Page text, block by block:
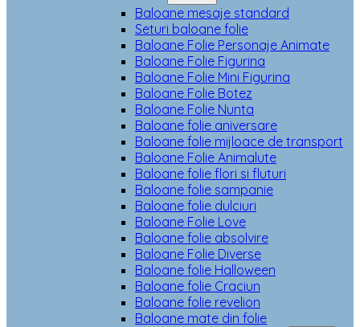
Baloane mesaje standard
Seturi baloane folie
Baloane Folie Personaje Animate
Baloane Folie Figurina
Baloane Folie Mini Figurina
Baloane Folie Botez
Baloane Folie Nunta
Baloane folie aniversare
Baloane folie mijloace de transport
Baloane Folie Animalute
Baloane folie flori si fluturi
Baloane folie sampanie
Baloane folie dulciuri
Baloane Folie Love
Baloane folie absolvire
Baloane Folie Diverse
Baloane folie Halloween
Baloane folie Craciun
Baloane folie revelion
Baloane mate din folie